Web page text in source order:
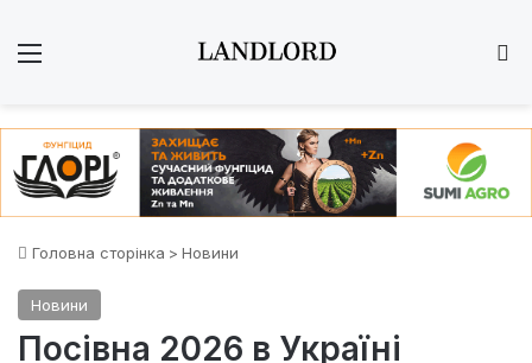
Головна сторінка > Новини
Новини
Посівна 2026 в Україні